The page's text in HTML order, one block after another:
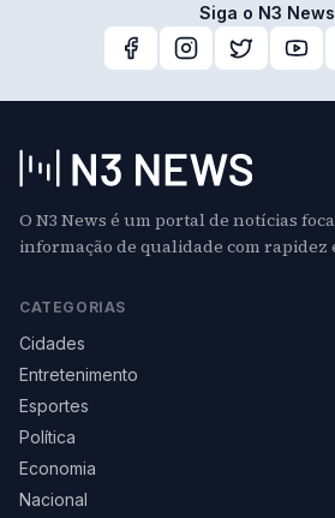
Siga o N3
O N3 News é um portal de notícias
informação de qualidade com rapidez
CATEGORIAS
Cidades
Entretenimento
Esportes
Política
Economia
Nacional